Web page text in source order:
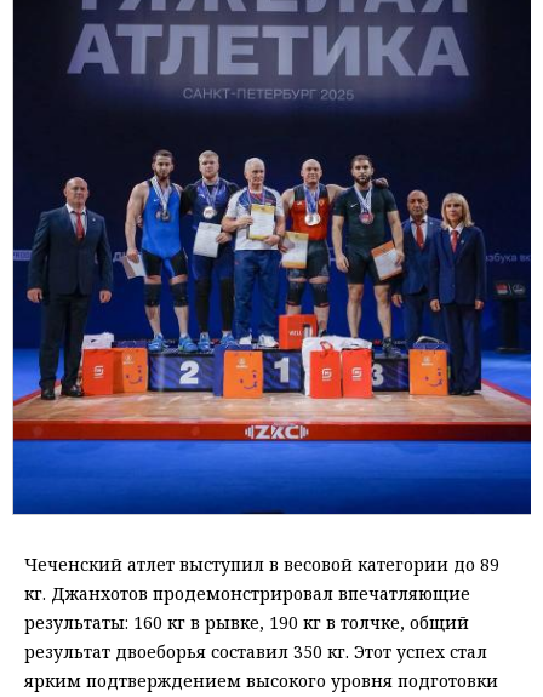
Чеченский атлет выступил в весовой категории до 89
кг. Джанхотов продемонстрировал впечатляющие
результаты: 160 кг в рывке, 190 кг в толчке, общий
результат двоеборья составил 350 кг. Этот успех стал
ярким подтверждением высокого уровня подготовки